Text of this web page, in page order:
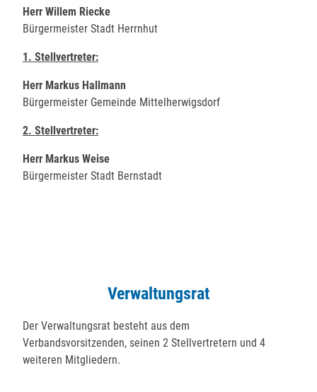
Herr Willem Riecke
Bürgermeister Stadt Herrnhut
1. Stellvertreter:
Herr Markus Hallmann
Bürgermeister Gemeinde Mittelherwigsdorf
2. Stellvertreter:
Herr Markus Weise
Bürgermeister Stadt Bernstadt
Verwaltungsrat
Der Verwaltungsrat besteht aus dem
Verbandsvorsitzenden, seinen 2 Stellvertretern und 4
weiteren Mitgliedern.